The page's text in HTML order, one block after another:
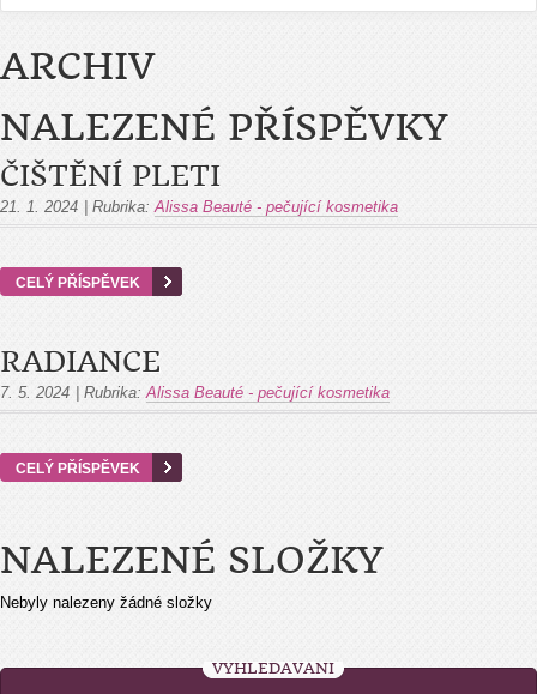
ARCHIV
NALEZENÉ PŘÍSPĚVKY
ČIŠTĚNÍ PLETI
21. 1. 2024 Rubrika: Alissa Beauté - pečující kosmetika
CELÝ PŘÍSPĚVEK
RADIANCE
7. 5. 2024 Rubrika: Alissa Beauté - pečující kosmetika
CELÝ PŘÍSPĚVEK
NALEZENÉ SLOŽKY
Nebyly nalezeny žádné složky
VYHLEDÁVÁNÍ